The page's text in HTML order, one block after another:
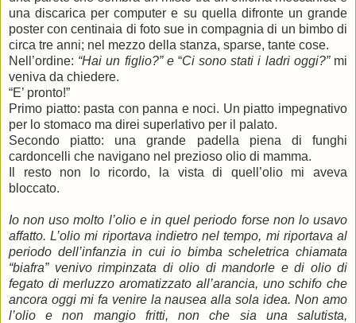
una discarica per computer e su quella difronte un grande
poster con centinaia di foto sue in compagnia di un bimbo di
circa tre anni; nel mezzo della stanza, sparse, tante cose.
Nell’ordine: “Hai un figlio?” e “Ci sono stati i ladri oggi?”mi
veniva da chiedere.
“E’ pronto!”
Primo piatto: pasta con panna e noci. Un piatto impegnativo
per lo stomaco ma direi superlativo per il palato.
Secondo piatto: una grande padella piena di funghi
cardoncelli che navigano nel prezioso olio di mamma.
Il resto non lo ricordo, la vista di quell’olio mi aveva
bloccato.
Io non uso molto l’olio e in quel periodo forse non lo usavo
affatto. L’olio mi riportava indietro nel tempo, mi riportava al
periodo dell’infanzia in cui io bimba scheletrica chiamata
“biafra” venivo rimpinzata di olio di mandorle e di olio di
fegato di merluzzo aromatizzato all’arancia, uno schifo che
ancora oggi mi fa venire la nausea alla sola idea. Non amo
l’olio e non mangio fritti, non che sia una salutista,